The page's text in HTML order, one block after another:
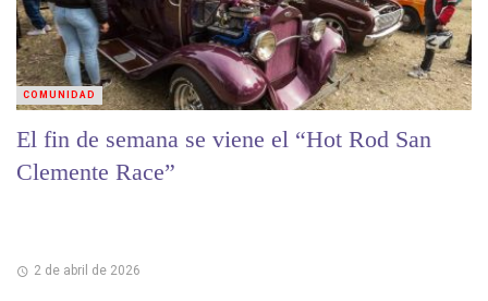
El fin de semana se viene el “Hot Rod San
Clemente Race”
2 de abril de 2026
COMUNIDAD